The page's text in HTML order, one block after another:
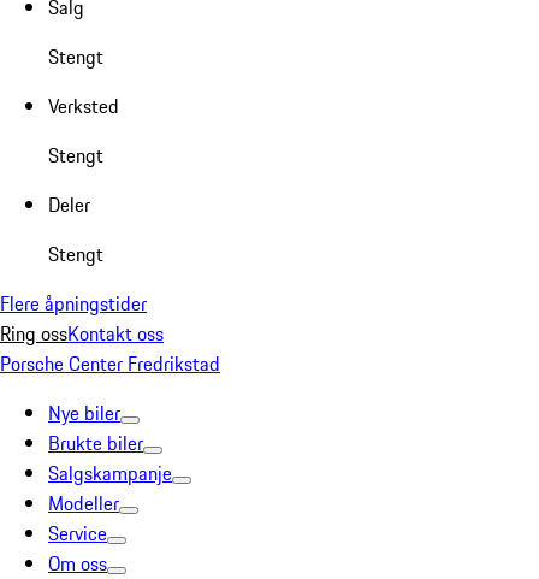
Salg
Stengt
Verksted
Stengt
Deler
Stengt
Flere åpningstider
Ring ossKontakt oss
Porsche Center Fredrikstad
Nye biler
Brukte biler
Salgskampanje
Modeller
Service
Om oss